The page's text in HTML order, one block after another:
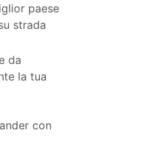
paese
strada
da
la tua
con